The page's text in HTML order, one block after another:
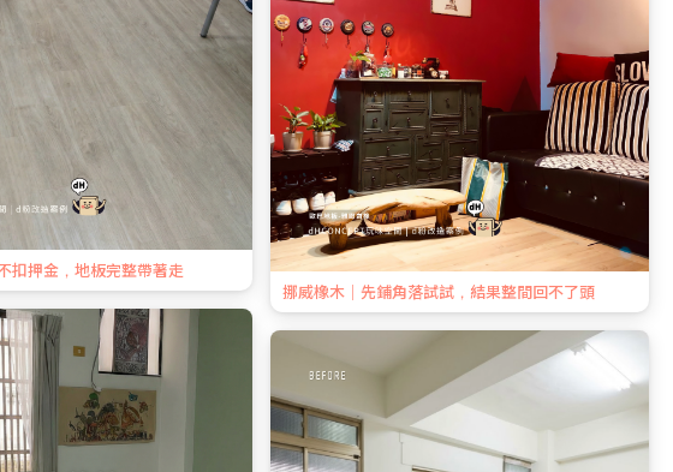
扣押金，地板完整帶著走
挪威橡木｜先鋪角落試試，結果整間回不了頭